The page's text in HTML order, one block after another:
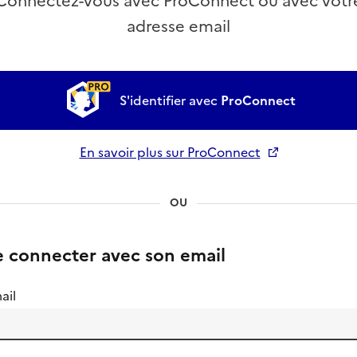
adresse email
S'identifier avec ProConnect
En savoir plus sur ProConnect
OU
connecter avec son email